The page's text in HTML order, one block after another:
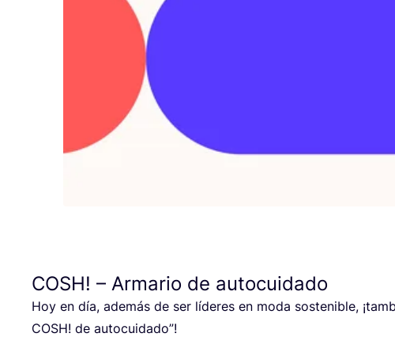
COSH! – Armario de autocuidado
Hoy en día, ade­más de ser líde­res en moda sos­te­ni­ble,
COSH! de autocuidado”!